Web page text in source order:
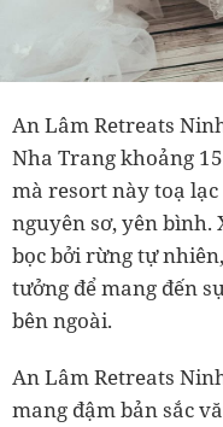
An Lâm Retreats
Nha Trang khoảng
mà resort này toạ
nguyên sơ, yên bình.
bọc bởi rừng tự
tưởng để mang đến
bên ngoài.
An Lâm Retreats
mang đậm bản sắc